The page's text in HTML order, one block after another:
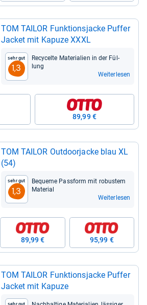
TOM TAI­LOR Funk­ti­ons­ja­cke Puf­fer
Jacket mit Kapuze XXXL
Sehr gut
1,3
Recy­celte Mate­ria­lien in der Fül­
lung
Weiterlesen
89,99 €
TOM TAI­LOR Out­door­ja­cke blau XL
(54)
Sehr gut
1,3
Bequeme Pass­form mit robus­tem
Mate­rial
Weiterlesen
89,99 € 95,99 €
TOM TAI­LOR Funk­ti­ons­ja­cke Puf­fer
Jacket mit Kapuze
Sehr gut